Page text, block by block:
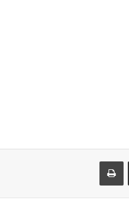
مشاركة عبر البريد طباعة